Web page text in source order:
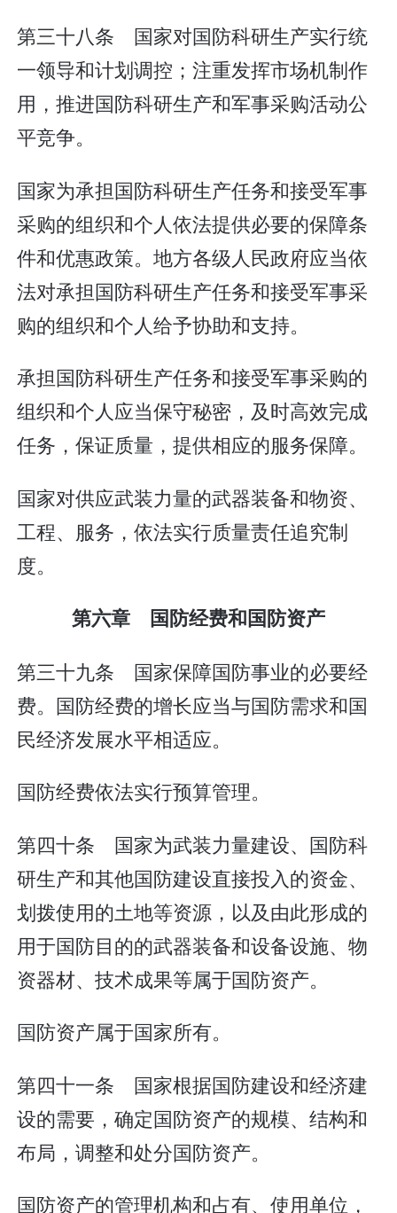
第三十八条 国家对国防科研生产实行统
一领导和计划调控；注重发挥市场机制作
用，推进国防科研生产和军事采购活动公
平竞争。
国家为承担国防科研生产任务和接受军事
采购的组织和个人依法提供必要的保障条
件和优惠政策。地方各级人民政府应当依
法对承担国防科研生产任务和接受军事采
购的组织和个人给予协助和支持。
承担国防科研生产任务和接受军事采购的
组织和个人应当保守秘密，及时高效完成
任务，保证质量，提供相应的服务保障。
国家对供应武装力量的武器装备和物资、
工程、服务，依法实行质量责任追究制
度。
第六章 国防经费和国防资产
第三十九条 国家保障国防事业的必要经
费。国防经费的增长应当与国防需求和国
民经济发展水平相适应。
国防经费依法实行预算管理。
第四十条 国家为武装力量建设、国防科
研生产和其他国防建设直接投入的资金、
划拨使用的土地等资源，以及由此形成的
用于国防目的的武器装备和设备设施、物
资器材、技术成果等属于国防资产。
国防资产属于国家所有。
第四十一条 国家根据国防建设和经济建
设的需要，确定国防资产的规模、结构和
布局，调整和处分国防资产。
国防资产的管理机构和占有、使用单位，